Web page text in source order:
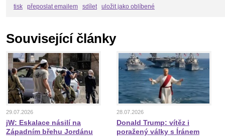
tisk přeposlat emailem sdílet uložit jako oblíbené
Související články
29.07.2026
jW: Eskalace násilí na
Západním břehu Jordánu
28.07.2026
Donald Trump: vítěz i
poražený války s Íránem